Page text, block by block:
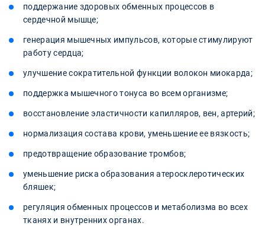
поддержание здоровых обменных процессов в
сердечной мышце;
генерация мышечных импульсов, которые стимулируют
работу сердца;
улучшение сократительной функции волокон миокарда;
поддержка мышечного тонуса во всем организме;
восстановление эластичности капилляров, вен, артерий;
нормализация состава крови, уменьшение ее вязкость;
предотвращение образование тромбов;
уменьшение риска образования атеросклеротических
бляшек;
регуляция обменных процессов и метаболизма во всех
тканях и внутренних органах.